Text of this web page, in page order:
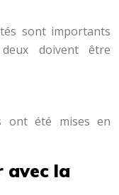
sont importants
doivent être
ont été mises en
avec la